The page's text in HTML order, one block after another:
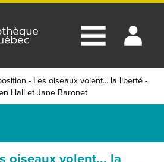
- Les oiseaux volent... la liberté -
Hall et Jane Baronet